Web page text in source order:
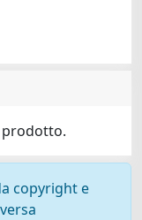
prodotto.
copyright e